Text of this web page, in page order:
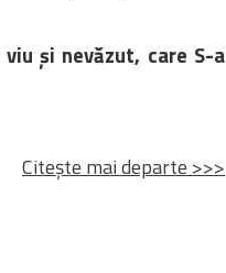
și nevăzut, care S-a
Citește mai departe >>>